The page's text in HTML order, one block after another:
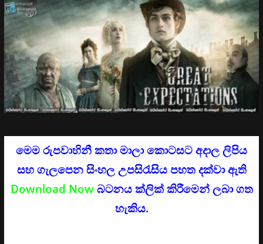
මෙම රුපවාහිනී කතා මාලා කොටසට අදාල ලිපිය
සහ ගැලපෙන සිංහල උපසිරැසිය පහත දක්වා ඇති
Download Nowබටනය ක්ලික් කිරීමෙන් ලබා ගත
හැකිය.